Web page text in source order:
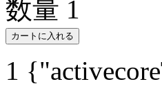
数量 1
カートに入れる
1